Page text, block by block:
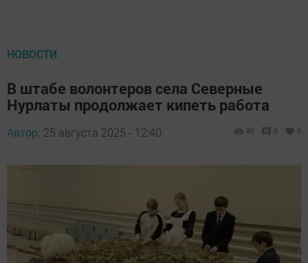
НОВОСТИ
В штабе волонтеров села Северные
Нурлаты продолжает кипеть работа
Автор, 25 августа 2025 - 12:40 90 0 0